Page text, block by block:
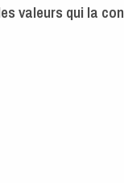
valeurs qui la